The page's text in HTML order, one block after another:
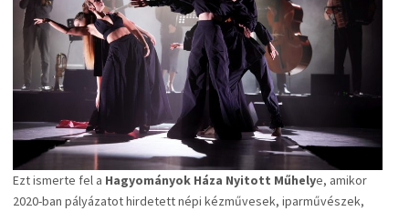
Ezt ismerte fel a Hagyományok Háza Nyitott Műhelye, amikor
2020-ban pályázatot hirdetett népi kézművesek, iparművészek,